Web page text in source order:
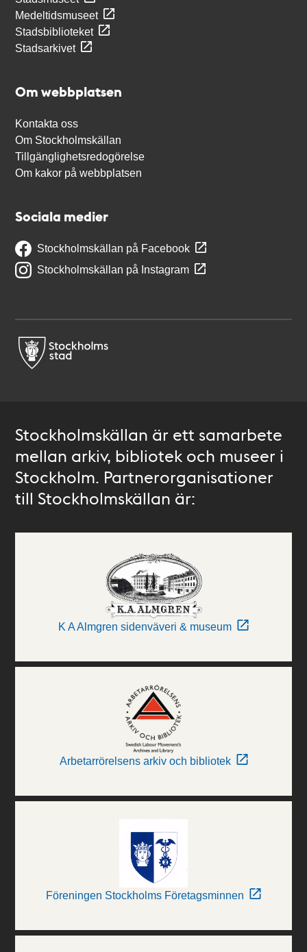
Medeltidsmuseet
Stadsbiblioteket
Stadsarkivet
Om webbplatsen
Kontakta oss
Om Stockholmskällan
Tillgänglighetsredogörelse
Om kakor på webbplatsen
Sociala medier
Stockholmskällan på Facebook
Stockholmskällan på Instagram
Stockholmskällan är ett samarbete
mellan arkiv, bibliotek och museer i
Stockholm. Partnerorganisationer
till Stockholmskällan är:
K A Almgren sidenväveri & museum
Arbetarrörelsens arkiv och bibliotek
Föreningen Stockholms Företagsminnen